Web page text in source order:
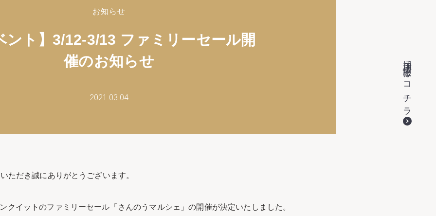
採用情報はコチラ
ント】3/12-3/13 ファミリーセール開
催のお知らせ
お知らせ
2021.03.04
ただき誠にありがとうございます。
クイットのファミリーセール「さんのうマルシェ」の開催が決定いたしました。